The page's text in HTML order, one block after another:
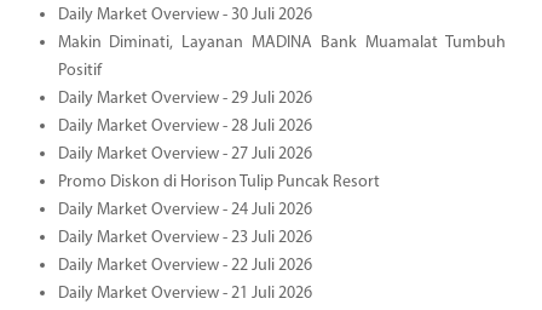
Daily Market Overview - 30 Juli 2026
Makin Diminati, Layanan MADINA Bank Muamalat Tumbuh
Positif
Daily Market Overview - 29 Juli 2026
Daily Market Overview - 28 Juli 2026
Daily Market Overview - 27 Juli 2026
Promo Diskon di Horison Tulip Puncak Resort
Daily Market Overview - 24 Juli 2026
Daily Market Overview - 23 Juli 2026
Daily Market Overview - 22 Juli 2026
Daily Market Overview - 21 Juli 2026